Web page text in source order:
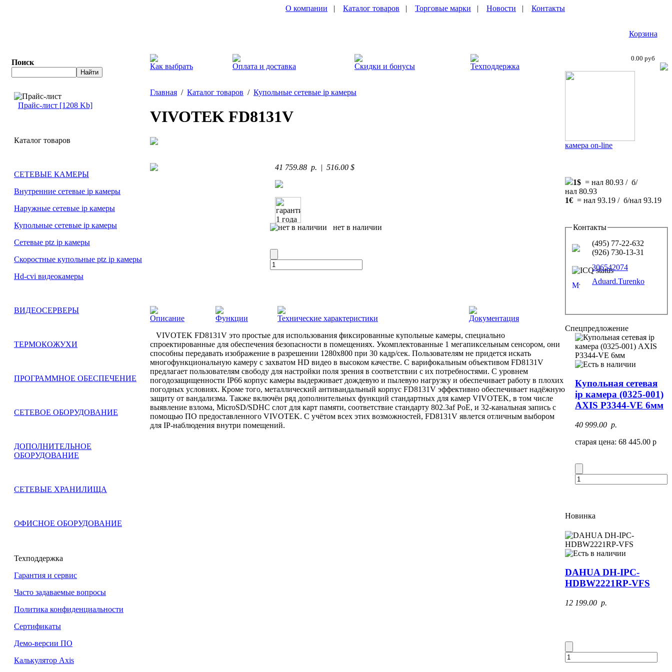
Поиск
О компании | Каталог товаров | Торговые марки | Новости | Контакты
Как выбрать Оплата и доставка Скидки и бонусы Техподдержка
Корзина
0.00 руб
Прайс-лист [1208 Kb]
Каталог товаров
СЕТЕВЫЕ КАМЕРЫ
Внутренние сетевые ip камеры
Наружные сетевые ip камеры
Купольные сетевые ip камеры
Сетевые ptz ip камеры
Скоростные купольные ptz ip камеры
Hd-cvi видеокамеры
ВИДЕОСЕРВЕРЫ
ТЕРМОКОЖУХИ
ПРОГРАММНОЕ ОБЕСПЕЧЕНИЕ
СЕТЕВОЕ ОБОРУДОВАНИЕ
ДОПОЛНИТЕЛЬНОЕ
ОБОРУДОВАНИЕ
СЕТЕВЫЕ ХРАНИЛИЩА
ОФИСНОЕ ОБОРУДОВАНИЕ
Техподдержка
Гарантия и сервис
Часто задаваемые вопросы
Политика конфиденциальности
Сертификаты
Демо-версии ПО
Калькулятор Axis
Главная / Каталог товаров / Купольные сетевые ip камеры
VIVOTEK FD8131V
41 759.88 p. | 516.00 $
нет в наличии
Описание Функции Технические характеристики
Документация
VIVOTEK FD8131V это простые для использования фиксированные купольные камеры, специально
спроектированные для обеспечения безопасности в помещениях. Укомплектованные 1 мегапиксельным сенсором, они
способны передавать изображение в разрешении 1280х800 при 30 кадр/сек. Пользователям не придется искать
многофункциональную камеру с захватом HD видео в высоком качестве. С варифокальным объективом FD8131V
предлагает пользователям свободу для настройки поля зрения в соответствии с их потребностями. С уровнем
погодозащищенности IP66 корпус камеры выдерживает дождевую и пылевую нагрузку и обеспечивает работу в плохих
погодных условиях. Кроме того, металлический антивандальный корпус FD8131V эффективно обеспечивает надёжную
защиту от вандализма. Также включён ряд дополнительных функций стандартных для камер VIVOTEK, в том числе
выявление взлома, MicroSD/SDHC слот для карт памяти, соответствие стандарту 802.3af PoE, и 32-канальная запись с
помощью ПО предоставленного VIVOTEK. С учётом всех этих возможностей, FD8131V явлется отличным выбором
для IP-наблюдения внутри помещений.
камера on-line
1$ = нал 80.93 / б/
нал 80.93
1€ = нал 93.19 / б/нал 93.19
Контакты
(495) 77-22-632
(926) 730-13-31
306542074
Aduard.Turenko
Спецпредложение
Купольная сетевая
ip камера (0325-001)
AXIS P3344-VE 6мм
40 999.00 p.
старая цена: 68 445.00 р
Новинка
DAHUA DH-IPC-
HDBW2221RP-VFS
12 199.00 p.